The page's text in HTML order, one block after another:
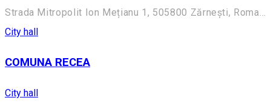
City hall
COMUNA RECEA
City hall